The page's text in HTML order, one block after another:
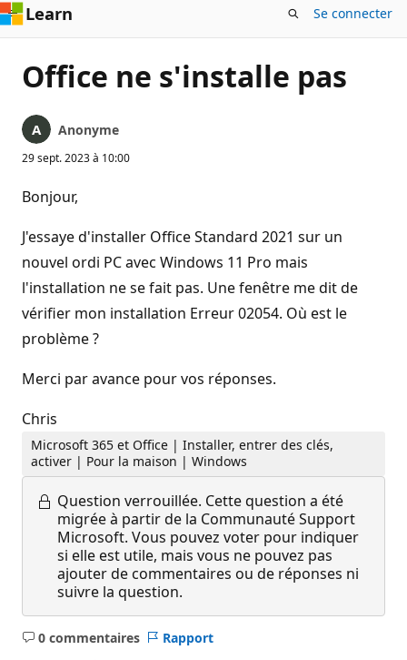
Learn Se connecter
Office ne s'installe pas
Anonyme
29 sept. 2023 à 10:00
Bonjour,
J'essaye d'installer Office Standard 2021 sur un
nouvel ordi PC avec Windows 11 Pro mais
l'installation ne se fait pas. Une fenêtre me dit de
vérifier mon installation Erreur 02054. Où est le
problème ?
Merci par avance pour vos réponses.
Chris
Microsoft 365 et Office | Installer, entrer des clés,
activer | Pour la maison | Windows
Question verrouillée. Cette question a été
migrée à partir de la Communauté Support
Microsoft. Vous pouvez voter pour indiquer
si elle est utile, mais vous ne pouvez pas
ajouter de commentaires ou de réponses ni
suivre la question.
0 commentaires
Aucun
Rapport